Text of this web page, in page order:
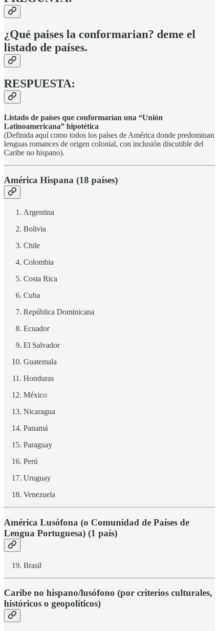
¿Qué paises la conformarian? deme el
listado de países.
RESPUESTA:
Listado de países que conformarían una “Unión
Latinoamericana” hipotética
(Definida aquí como todos los países de América donde predominan
lenguas romances de origen colonial, con inclusión discutible del
Caribe no hispano).
América Hispana (18 países)
Argentina
Bolivia
Chile
Colombia
Costa Rica
Cuba
República Dominicana
Ecuador
El Salvador
Guatemala
Honduras
México
Nicaragua
Panamá
Paraguay
Perú
Uruguay
Venezuela
América Lusófona (o Comunidad de Países de
Lengua Portuguesa) (1 país)
Brasil
Caribe no hispano/lusófono (por criterios culturales,
históricos o geopolíticos)